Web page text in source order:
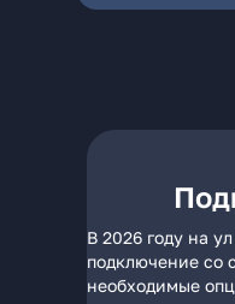
В 2026 году на
подключение со
необходимые